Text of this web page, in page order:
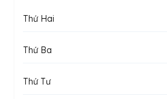
Thứ Hai
Thứ Ba
Thứ Tư